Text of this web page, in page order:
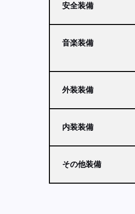
安全装備
音楽装備
外装装備
内装装備
その他装備